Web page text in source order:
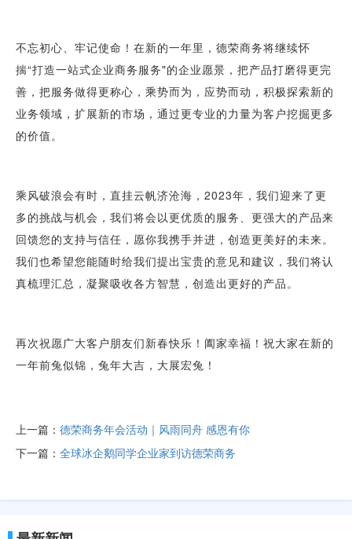
不忘初心、牢记使命！在新的一年里，德荣商务将继续怀
揣“打造一站式企业商务服务"的企业愿景，把产品打磨得更完
善，把服务做得更称心，乘势而为，应势而动，积极探索新的
业务领域，扩展新的市场，通过更专业的力量为客户挖掘更多
的价值。
乘风破浪会有时，直挂云帆济沧海，2023年，我们迎来了更
多的挑战与机会，我们将会以更优质的服务、更强大的产品来
回馈您的支持与信任，愿你我携手并进，创造更美好的未来。
我们也希望您能随时给我们提出宝贵的意见和建议，我们将认
真梳理汇总，凝聚吸收各方智慧，创造出更好的产品。
再次祝愿广大客户朋友们新春快乐！阖家幸福！祝大家在新的
一年前兔似锦，兔年大吉，大展宏兔！
上一篇： 德荣商务年会活动｜风雨同舟 感恩有你
下一篇： 全球冰企鹅同学企业家到访德荣商务